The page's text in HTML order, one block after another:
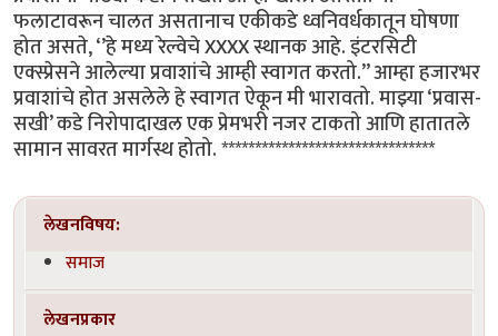
फलाटावरून चालत असतानाच एकीकडे ध्वनिवर्धकातून घोषणा
होत असते, ‘’हे मध्य रेल्वेचे XXXX स्थानक आहे. इंटरसिटी
एक्स्प्रेसने आलेल्या प्रवाशांचे आम्ही स्वागत करतो.’’ आम्हा हजारभर
प्रवाशांचे होत असलेले हे स्वागत ऐकून मी भारावतो. माझ्या ‘प्रवास-
सखी’ कडे निरोपादाखल एक प्रेमभरी नजर टाकतो आणि हातातले
सामान सावरत मार्गस्थ होतो. ********************************
लेखनविषय:
समाज
लेखनप्रकार